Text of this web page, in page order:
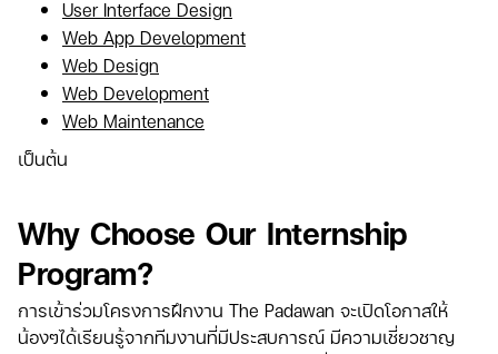
User Interface Design
Web App Development
Web Design
Web Development
Web Maintenance
เป็นต้น
Why Choose Our Internship
Program?
การเข้าร่วมโครงการฝึกงาน The Padawan จะเปิดโอกาสให้
น้องๆได้เรียนรู้จากทีมงานที่มีประสบการณ์ มีความเชี่ยวชาญ